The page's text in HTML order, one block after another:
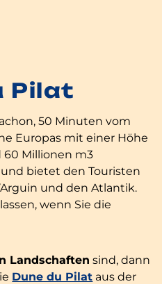
Pilat
50 Minuten vom
Europas mit einer Höhe
60 Millionen m3
bietet den Touristen
und den Atlantik.
wenn Sie die
Landschaften sind, dann
Dune du Pilat aus der